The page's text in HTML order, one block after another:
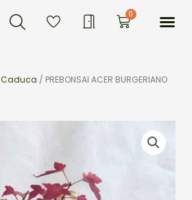
Buscar 0Carrito
Caduca / PREBONSAI ACER BURGERIANO